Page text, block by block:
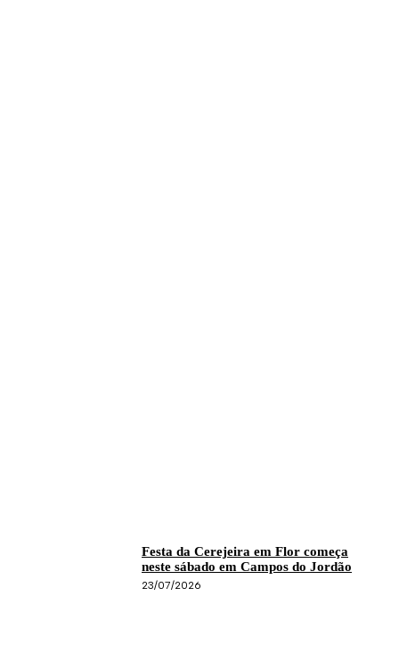
Festa da Cerejeira em Flor começa
neste sábado em Campos do Jordão
23/07/2026